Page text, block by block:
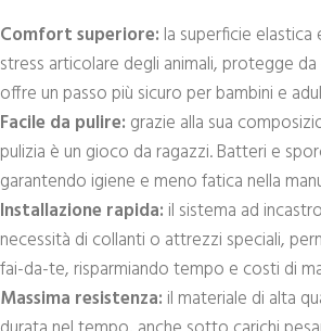
Comfort superiore: la superficie
stress articolare degli animali, protegge
offre un passo più sicuro per bambini e
Facile da pulire: grazie alla sua
pulizia è un gioco da ragazzi. Batteri e
garantendo igiene e meno fatica nella
Installazione rapida: il sistema ad
necessità di collanti o attrezzi speciali,
fai-da-te, risparmiando tempo e costi di
Massima resistenza: il materiale di alta